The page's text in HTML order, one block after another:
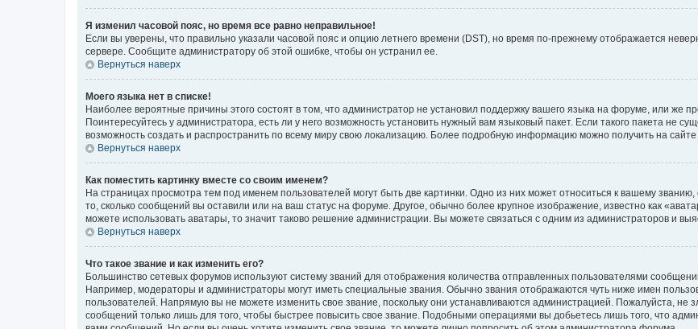
Я изменил часовой пояс, но время все равно неправильное!
Если вы уверены, что правильно указали часовой пояс и опцию летнего времени (DST), но время по-прежнему отображается
сервере. Сообщите администратору об этой ошибке, чтобы он устранил ее.
Вернуться наверх
Моего языка нет в списке!
Наиболее вероятные причины этого состоят в том, что администратор не установил поддержку вашего языка на форуме, или же
Поинтересуйтесь у администратора, есть ли у него возможность установить нужный вам языковый пакет. Если такого пакета не
возможность создать и распространить по всему миру свою локализацию. Более подробную информацию можно получить на
Вернуться наверх
Как поместить картинку вместе со своим именем?
На страницах просмотра тем под именем пользователей могут быть две картинки. Одно из них может относиться к вашему
то, сколько сообщений вы оставили или на ваш статус на форуме. Другое, обычно более крупное изображение, известно как
можете использовать аватары, то значит таково решение администрации. Вы можете связаться с одним из администраторов и
Вернуться наверх
Что такое звание и как изменить его?
Большинство сетевых форумов используют систему званий для отображения количества отправленных пользователями
Например, модераторы и администраторы могут иметь специальные звания. Обычно звания отображаются чуть ниже имен
пользователей. Напрямую вы не можете изменить свое звание, поскольку они устанавливаются администрацией. Пожалуйста, не
сообщений только лишь для того, чтобы быстрее повысить свое звание. Подобными операциями вы добьетесь лишь того, что